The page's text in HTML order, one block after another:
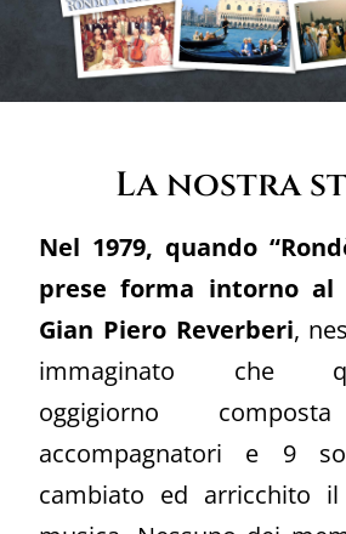
La nostra
Nel 1979, quando
prese forma intorno al
Gian Piero Reverberi,
immaginato che
oggigiorno
accompagnatori e 9
cambiato ed arricchito